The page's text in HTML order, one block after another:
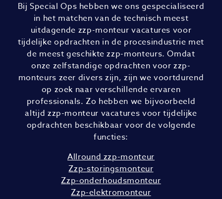
Bij Special Ops hebben we ons gespecialiseerd
in het matchen van de technisch meest
uitdagende zzp-monteur vacatures voor
tijdelijke opdrachten in de procesindustrie met
de meest geschikte zzp-monteurs. Omdat
onze zelfstandige opdrachten voor zzp-
monteurs zeer divers zijn, zijn we voortdurend
op zoek naar verschillende ervaren
professionals. Zo hebben we bijvoorbeeld
altijd zzp-monteur vacatures voor tijdelijke
opdrachten beschikbaar voor de volgende
functies:
Allround zzp-monteur
Zzp-storingsmonteur
Zzp-onderhoudsmonteur
Zzp-elektromonteur